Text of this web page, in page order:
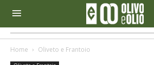
Home Oliveto e Frantoio